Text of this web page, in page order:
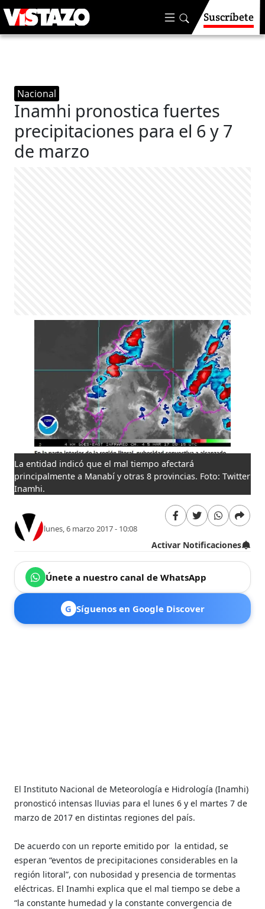
Suscríbete
Nacional
Inamhi pronostica fuertes
precipitaciones para el 6 y 7
de marzo
La entidad indicó que el mal tiempo afectará
principalmente a Manabí y otras 8 provincias. Foto: Twitter
Inamhi.
lunes, 6 marzo 2017 - 10:08
Activar Notificaciones
Únete a nuestro canal de WhatsApp
G Síguenos en Google Discover
El Instituto Nacional de Meteorología e Hidrología (Inamhi)
pronosticó intensas lluvias para el lunes 6 y el martes 7 de
marzo de 2017 en distintas regiones del país.
De acuerdo con un reporte emitido por la entidad, se
esperan “eventos de precipitaciones considerables en la
región litoral”, con nubosidad y presencia de tormentas
eléctricas. El Inamhi explica que el mal tiempo se debe a
“la constante humedad y la constante convergencia de